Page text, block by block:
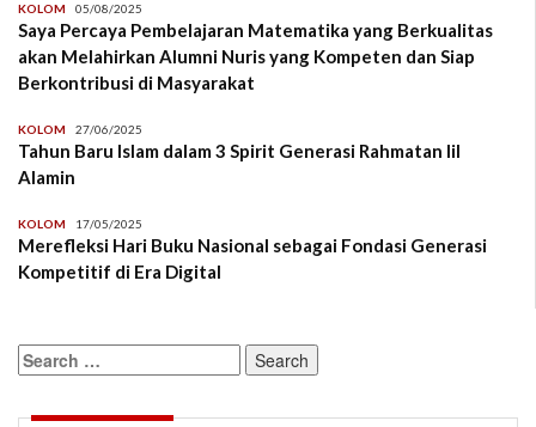
KOLOM 05/08/2025
Saya Percaya Pembelajaran Matematika yang Berkualitas
akan Melahirkan Alumni Nuris yang Kompeten dan Siap
Berkontribusi di Masyarakat
KOLOM 27/06/2025
Tahun Baru Islam dalam 3 Spirit Generasi Rahmatan lil
Alamin
KOLOM 17/05/2025
Merefleksi Hari Buku Nasional sebagai Fondasi Generasi
Kompetitif di Era Digital
Search
for: